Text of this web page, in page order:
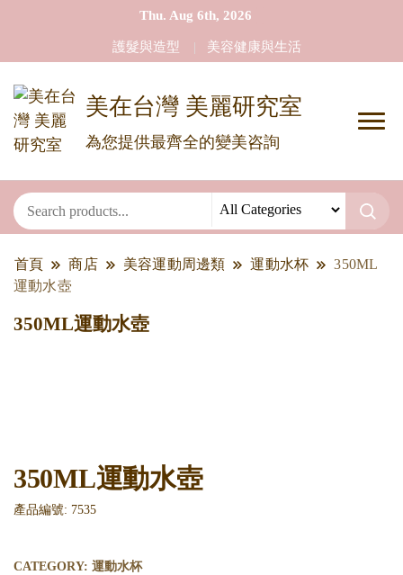
Thu. Aug 6th, 2026
護髮與造型 美容健康與生活
美在台灣 美麗研究室
為您提供最齊全的變美咨詢
首頁 商店 美容運動周邊類 運動水杯
350ML
運動水壺
350ML運動水壺
350ML運動水壺
產品編號: 7535
CATEGORY: 運動水杯